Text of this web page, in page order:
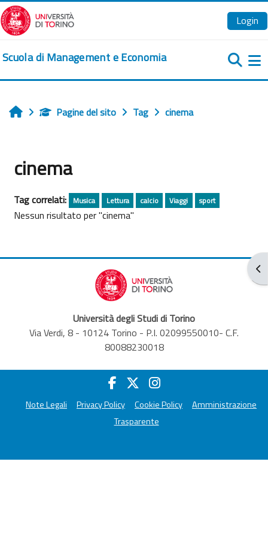
Vai al contenuto principale
Login
Scuola di Management e Economia
HomePagine del sito Tag cinema
cinema
Tag correlati: Musica Lettura calcio Viaggi sport
Nessun risultato per "cinema"
Università degli Studi di Torino
Via Verdi, 8 - 10124 Torino - P.I. 02099550010- C.F.
80088230018
Note Legali Privacy Policy Cookie Policy
Amministrazione
Trasparente